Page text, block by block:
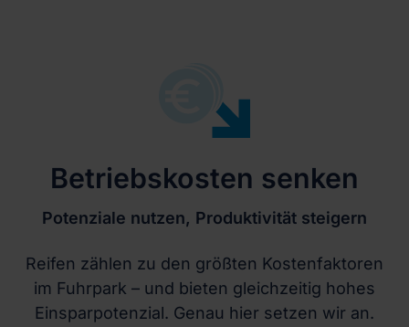
Betriebskosten senken
Potenziale nutzen, Produktivität steigern
Reifen zählen zu den größten Kostenfaktoren
im Fuhrpark – und bieten gleichzeitig hohes
Einsparpotenzial. Genau hier setzen wir an.